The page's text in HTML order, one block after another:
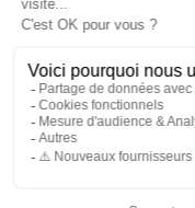
Devis gratuit